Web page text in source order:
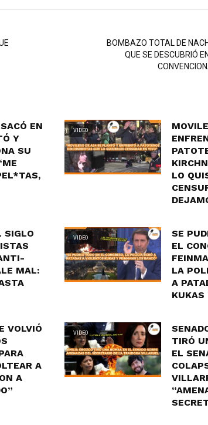
BOMBAZO TOTAL DE
QUE SE DESCUBRIÓ
EN
Y
SU
VIDEO
LO
SIGLO
MAL:
VIDEO
SE
EL
LA
A
KUKAS
VOLVIÓ
A
A
VIDEO
TIRÓ
EL